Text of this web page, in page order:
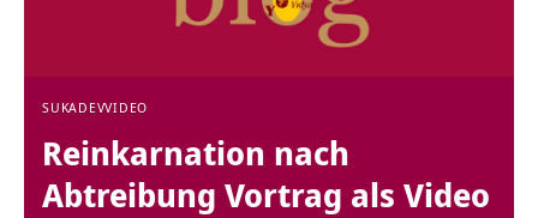
SUKADEVVIDEO
Reinkarnation nach
Abtreibung Vortrag als Video